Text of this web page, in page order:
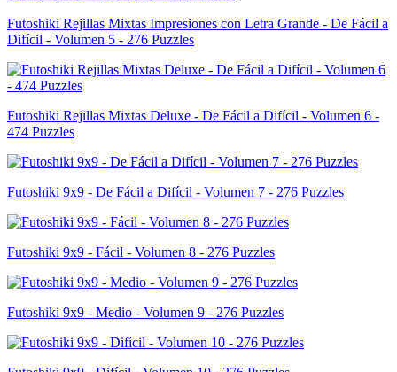
Futoshiki Rejillas Mixtas Impresiones con Letra Grande - De Fácil a
Difícil - Volumen 5 - 276 Puzzles
Futoshiki Rejillas Mixtas Deluxe - De Fácil a Difícil - Volumen 6 -
474 Puzzles
Futoshiki 9x9 - De Fácil a Difícil - Volumen 7 - 276 Puzzles
Futoshiki 9x9 - Fácil - Volumen 8 - 276 Puzzles
Futoshiki 9x9 - Medio - Volumen 9 - 276 Puzzles